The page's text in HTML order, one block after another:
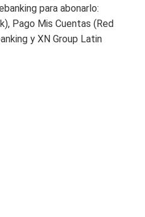
para abonarlo:
Pago Mis Cuentas (Red
y XN Group Latin